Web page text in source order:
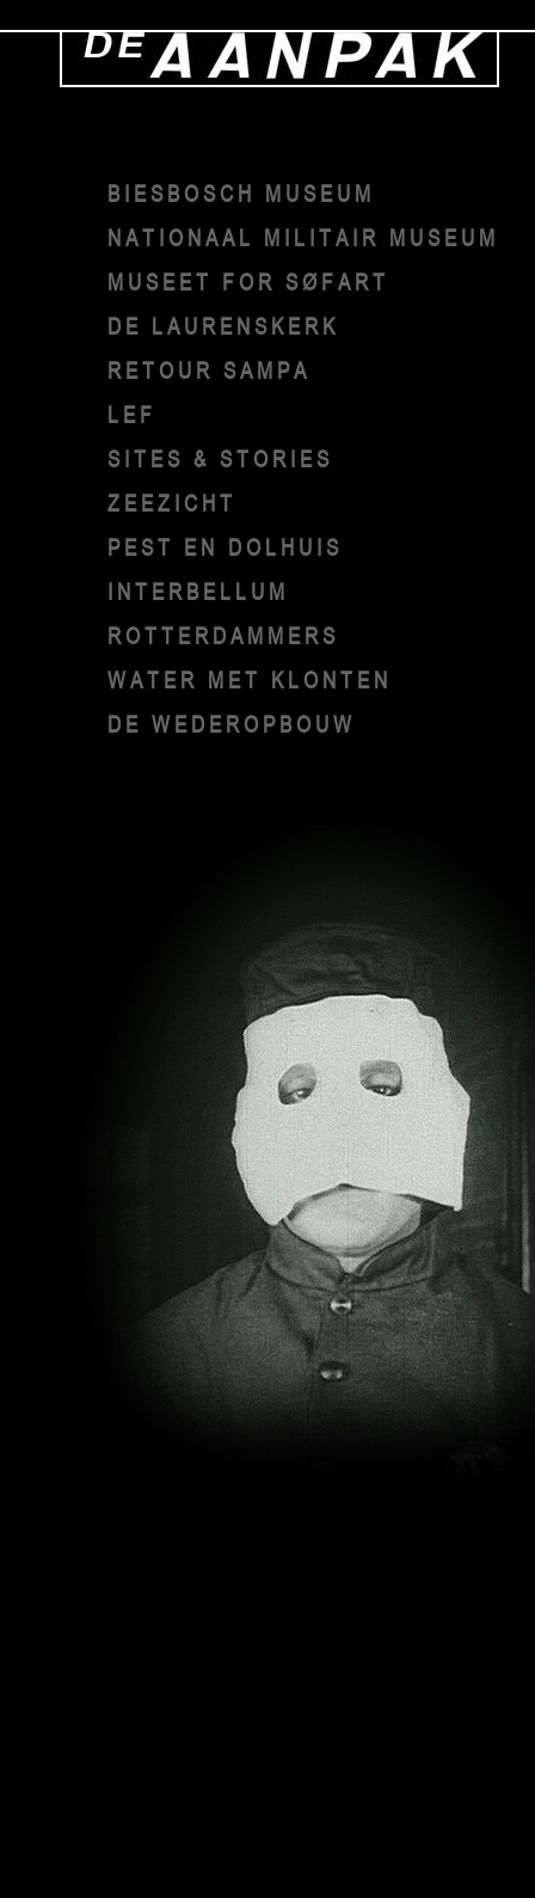
BIESBOSCH MUSEUM
NATIONAAL MILITAIR MUSEUM
MUSEET FOR SØFART
DE LAURENSKERK
RETOUR SAMPA
LEF
SITES & STORIES
ZEEZICHT
PEST EN DOLHUIS
INTERBELLUM
ROTTERDAMMERS
WATER MET KLONTEN
DE WEDEROPBOUW